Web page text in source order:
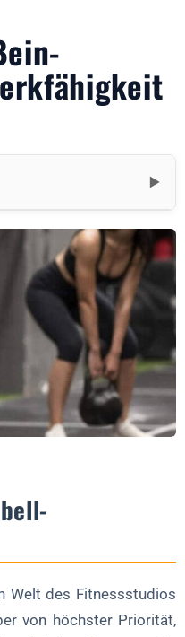
▼
Beintrainings
Plan
in Ihr Fitnessstudio
Kettlebell-Training
Mitgliedererhaltung
Welt des Fitnessstudios
von höchster Priorität,